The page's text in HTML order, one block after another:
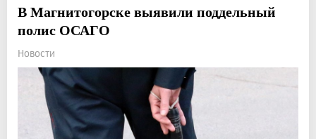
В Магнитогорске выявили поддельный
полис ОСАГО
Новости